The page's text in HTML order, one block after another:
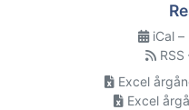
iCal –
Excel
Excel